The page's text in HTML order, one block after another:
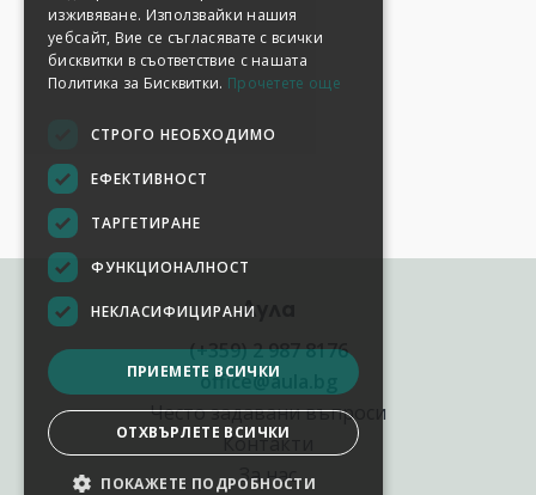
Аула
(+359) 2 987 8176
office@aula.bg
Често задавани въпроси
Контакти
За нас
изживяване. Използвайки нашия
уебсайт, Вие се съгласявате с всички
бисквитки в съответствие с нашата
Политика за Бисквитки. Прочетете още
СТРОГО НЕОБХОДИМО
ЕФЕКТИВНОСТ
ТАРГЕТИРАНЕ
ФУНКЦИОНАЛНОСТ
НЕКЛАСИФИЦИРАНИ
ПРИЕМЕТЕ ВСИЧКИ
ОТХВЪРЛЕТЕ ВСИЧКИ
ПОКАЖЕТЕ ПОДРОБНОСТИ